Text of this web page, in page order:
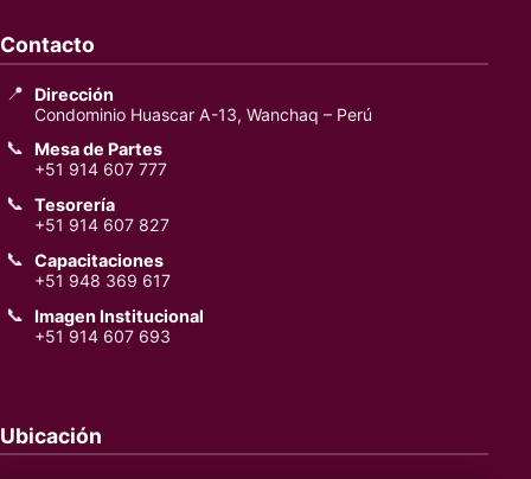
Contacto
📍
Dirección
Condominio Huascar A-13, Wanchaq – Perú
📞
Mesa de Partes
+51 914 607 777
📞 Tesorería
+51 914 607 827
📞 Capacitaciones
+51 948 369 617
📞
Imagen Institucional
+51 914 607 693
Ubicación